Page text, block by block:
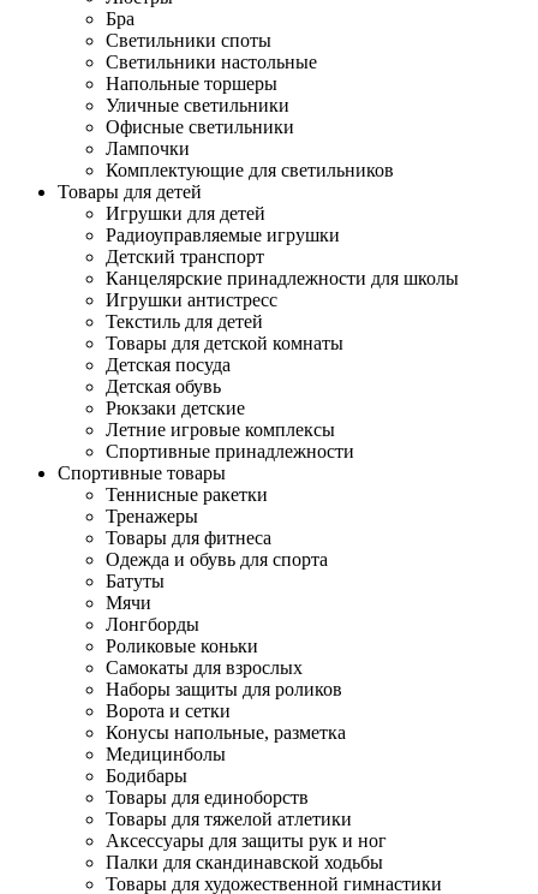
Бра
Светильники споты
Светильники настольные
Напольные торшеры
Уличные светильники
Офисные светильники
Лампочки
Комплектующие для светильников
Товары для детей
Игрушки для детей
Радиоуправляемые игрушки
Детский транспорт
Канцелярские принадлежности для школы
Игрушки антистресс
Текстиль для детей
Товары для детской комнаты
Детская посуда
Детская обувь
Рюкзаки детские
Летние игровые комплексы
Спортивные принадлежности
Спортивные товары
Теннисные ракетки
Тренажеры
Товары для фитнеса
Одежда и обувь для спорта
Батуты
Мячи
Лонгборды
Роликовые коньки
Самокаты для взрослых
Наборы защиты для роликов
Ворота и сетки
Конусы напольные, разметка
Медицинболы
Бодибары
Товары для единоборств
Товары для тяжелой атлетики
Аксессуары для защиты рук и ног
Палки для скандинавской ходьбы
Товары для художественной гимнастики